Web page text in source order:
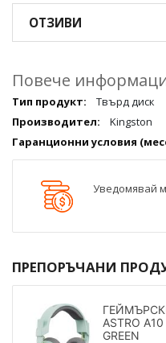
ОТЗИВИ
Повече
Повече
информация
qqq
Твърд диск
Kingston
Уведомявай
ПРЕПОРЪЧАНИ
ASTRO
GREEN